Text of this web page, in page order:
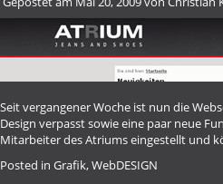
Seit vergangener Woche ist nun die
Design verpasst sowie eine paar neue
Mitarbeiter des Atriums eingestellt und
Posted in Grafik,WebDESIGN